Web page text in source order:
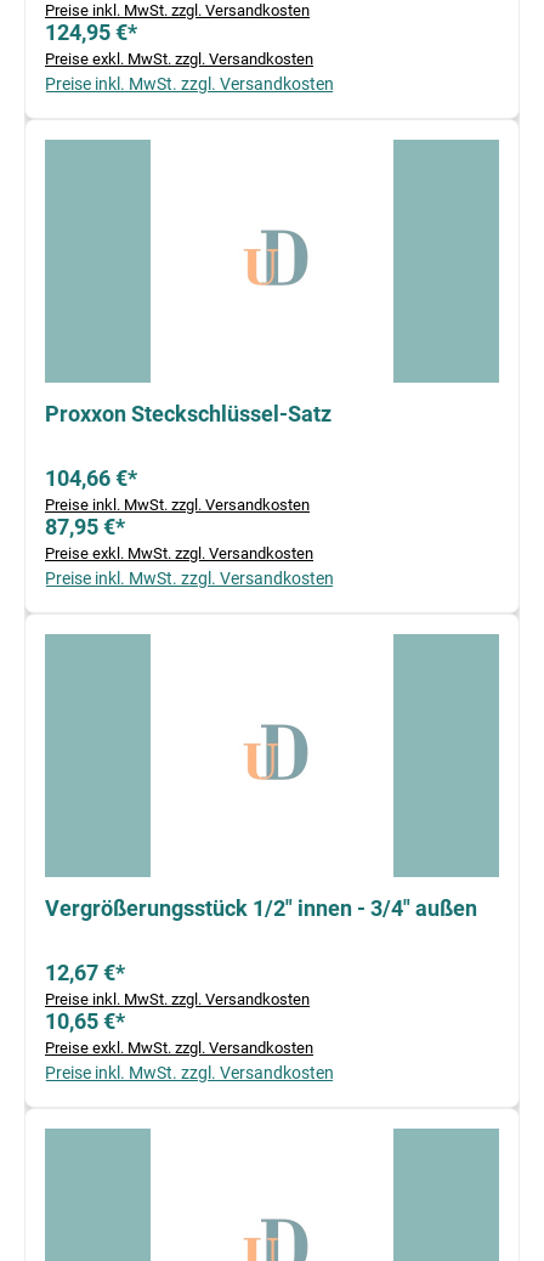
Preise inkl. MwSt. zzgl. Versandkosten
124,95 €*
Preise exkl. MwSt. zzgl. Versandkosten
Preise inkl. MwSt. zzgl. Versandkosten
Proxxon Steckschlüssel-Satz
104,66 €*
Preise inkl. MwSt. zzgl. Versandkosten
87,95 €*
Preise exkl. MwSt. zzgl. Versandkosten
Preise inkl. MwSt. zzgl. Versandkosten
Vergrößerungsstück 1/2" innen - 3/4" außen
12,67 €*
Preise inkl. MwSt. zzgl. Versandkosten
10,65 €*
Preise exkl. MwSt. zzgl. Versandkosten
Preise inkl. MwSt. zzgl. Versandkosten